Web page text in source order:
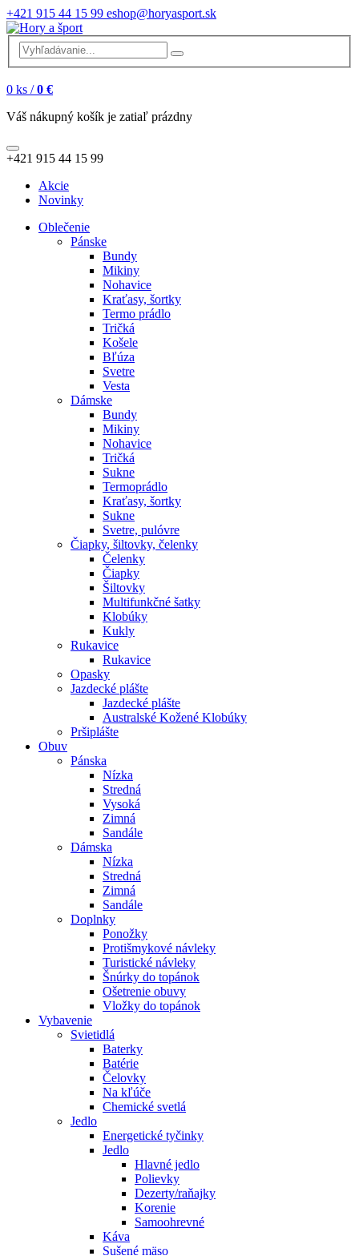
+421 915 44 15 99 eshop@horyasport.sk
0 ks / 0 €
Váš nákupný košík je zatiaľ prázdny
+421 915 44 15 99
Akcie
Novinky
Oblečenie
Pánske
Bundy
Mikiny
Nohavice
Kraťasy, šortky
Termo prádlo
Tričká
Košele
Bľúza
Svetre
Vesta
Dámske
Bundy
Mikiny
Nohavice
Tričká
Sukne
Termoprádlo
Kraťasy, šortky
Sukne
Svetre, pulóvre
Čiapky, šiltovky, čelenky
Čelenky
Čiapky
Šiltovky
Multifunkčné šatky
Klobúky
Kukly
Rukavice
Rukavice
Opasky
Jazdecké plášte
Jazdecké plášte
Australské Kožené Klobúky
Pršiplášte
Obuv
Pánska
Nízka
Stredná
Vysoká
Zimná
Sandále
Dámska
Nízka
Stredná
Zimná
Sandále
Doplnky
Ponožky
Protišmykové návleky
Turistické návleky
Šnúrky do topánok
Ošetrenie obuvy
Vložky do topánok
Vybavenie
Svietidlá
Baterky
Batérie
Čelovky
Na kľúče
Chemické svetlá
Jedlo
Energetické tyčinky
Jedlo
Hlavné jedlo
Polievky
Dezerty/raňajky
Korenie
Samoohrevné
Káva
Sušené mäso